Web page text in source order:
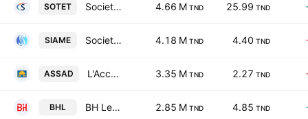
SOTET Societe Tunisienne d'Entreprises de Telecommunications 4.66 M TND 25.99 TND
SIAME Societe Industrielle d'Appareillage et de Materiels Electriques SA 4.18 M TND 4.40 TND
ASSAD L'Accumulateur Tunisien Assad 3.35 M TND 2.27 TND
BHL BH Leasing SA 2.85 M TND 4.85 TND